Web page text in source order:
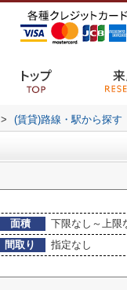
トップ
> (賃貸)路線・駅から探す
面積 下限なし～上限
間取り
指定なし